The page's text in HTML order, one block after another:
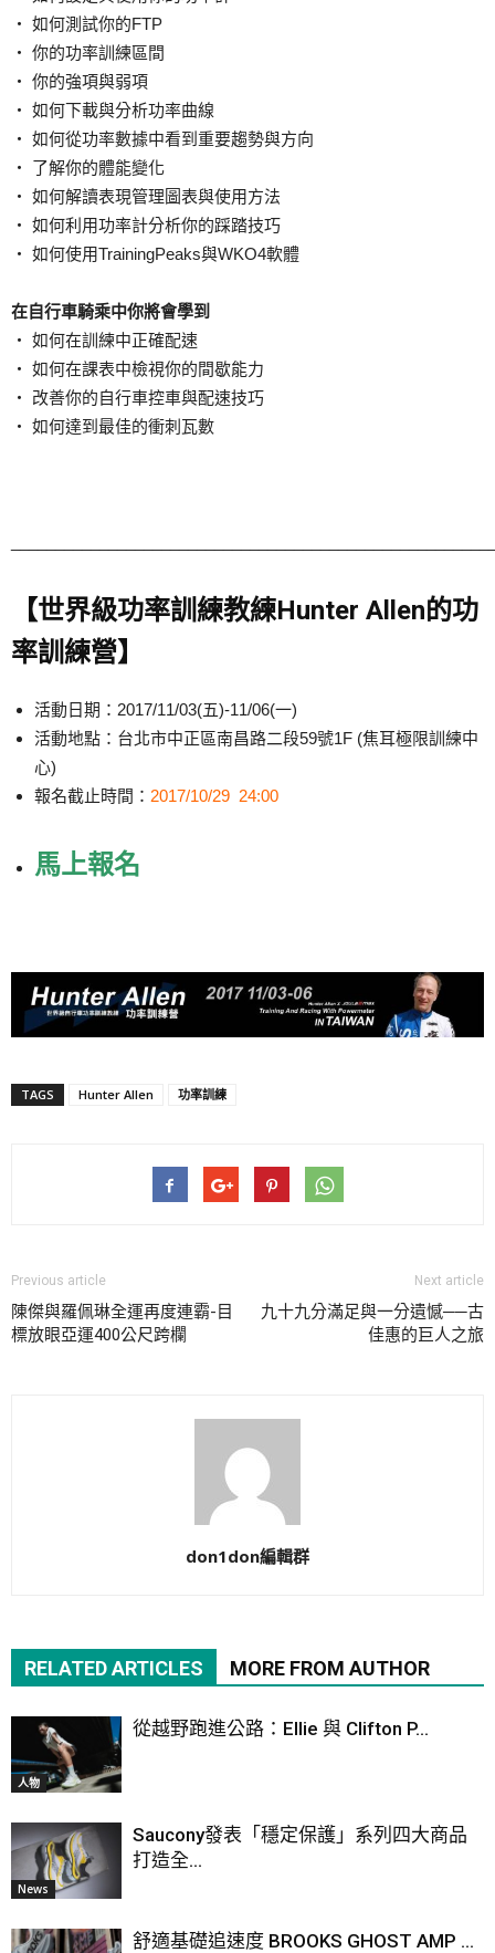
‧ 如何測試你的FTP
‧ 你的功率訓練區間
‧ 你的強項與弱項
‧ 如何下載與分析功率曲線
‧ 如何從功率數據中看到重要趨勢與方向
‧ 了解你的體能變化
‧ 如何解讀表現管理圖表與使用方法
‧ 如何利用功率計分析你的踩踏技巧
‧ 如何使用TrainingPeaks與WKO4軟體
在自行車騎乘中你將會學到
‧ 如何在訓練中正確配速
‧ 如何在課表中檢視你的間歇能力
‧ 改善你的自行車控車與配速技巧
‧ 如何達到最佳的衝刺瓦數
【世界級功率訓練教練Hunter Allen的功
率訓練營】
活動日期：2017/11/03(五)-11/06(一)
活動地點：台北市中正區南昌路二段59號1F (焦耳極限訓練中
心)
報名截止時間： 2017/10/29 24:00
馬上報名
TAGS Hunter Allen 功率訓練
Previous article
陳傑與羅佩琳全運再度連霸-目
標放眼亞運400公尺跨欄
Next article
九十九分滿足與一分遺憾──古
佳惠的巨人之旅
don1don編輯群
RELATED ARTICLES MORE FROM AUTHOR
人物
從越野跑進公路：Ellie 與 Clifton P...
News
Saucony發表「穩定保護」系列四大商品
打造全...
舒適基礎追速度 BROOKS GHOST AMP ...